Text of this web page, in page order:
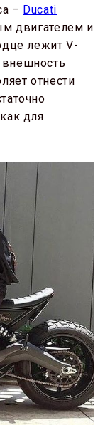
– Ducati
двигателем и
лежит V-
отнести
для